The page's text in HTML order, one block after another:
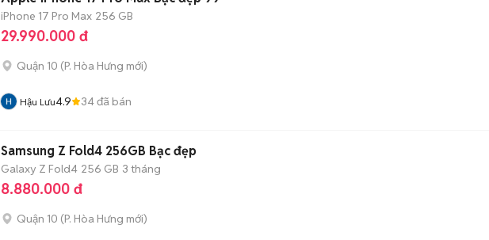
iPhone 17 Pro Max 256 GB
29.990.000 đ
Quận 10 (P. Hòa Hưng mới)
Hậu Lưu4.9 34đã bán
Samsung Z Fold4 256GB Bạc đẹp
Galaxy Z Fold4 256 GB 3 tháng
8.880.000 đ
Quận 10 (P. Hòa Hưng mới)